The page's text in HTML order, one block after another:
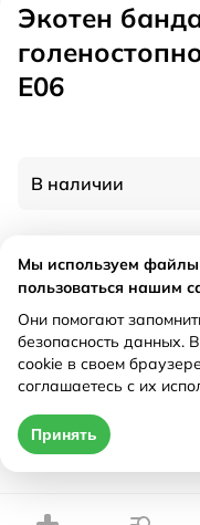
Экотен
E06
В наличии
Рецепт
Мы используем
пользоваться нашим
Они помогают
безопасность данных.
cookie в своем
соглашаетесь с их
Принять